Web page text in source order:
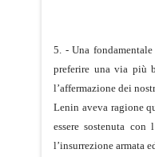
5. - Una
preferire una via più
l’affermazione dei
Lenin aveva ragione
essere sostenuta
l’insurrezione armata